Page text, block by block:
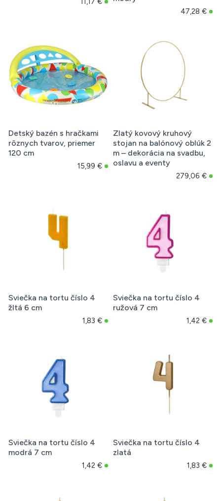
47,28 €
Detský bazén s hračkami
rôznych tvarov, priemer
120 cm
15,99 €
Zlatý kovový kruhový
stojan na balónový oblúk 2
m – dekorácia na svadbu,
oslavu a eventy
279,06 €
Sviečka na tortu číslo 4
žltá 6 cm
1,83 €
Sviečka na tortu číslo 4
ružová 7 cm
1,42 €
Sviečka na tortu číslo 4
modrá 7 cm
1,42 €
Sviečka na tortu číslo 4
zlatá
1,83 €